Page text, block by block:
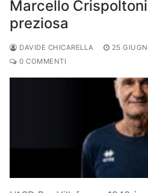
Marcello
preziosa
DAVIDE CHICARELLA 25
0 COMMENTI